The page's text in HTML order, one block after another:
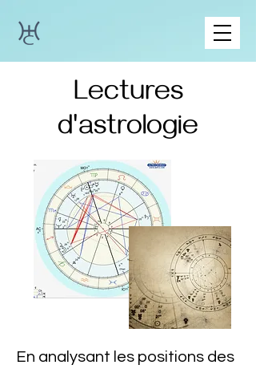
Lectures
d'astrologie
En analysant les positions des